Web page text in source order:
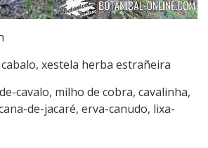
xestela herba estrañeira
cavalo, milho de cobra, cavalinha,
de-jacaré, erva-canudo, lixa-